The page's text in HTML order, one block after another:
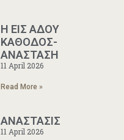
Η ΕΙΣ ΑΔΟΥ
ΚΑΘΟΔΟΣ-
ΑΝΑΣΤΑΣΗ
11 April 2026
Read More »
ΑΝΑΣΤΑΣΙΣ
11 April 2026